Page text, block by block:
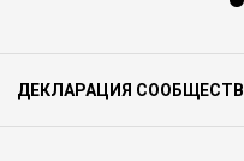
ДЕКЛАРАЦИЯ